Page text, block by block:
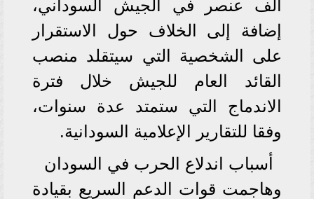
ألف عنصر في الجيش السوداني،
إضافة إلى الخلاف حول الاستقرار
على الشخصية التي سيتقلد منصب
القائد العام للجيش خلال فترة
الاندماج التي ستمتد عدة سنوات،
وفقا للتقارير الإعلامية السودانية.
أسباب اندلاع الحرب في السودان
وهاجمت قوات الدعم السريع بقيادة